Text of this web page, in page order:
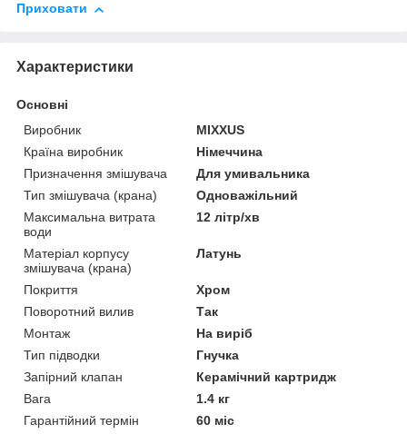
Приховати
Характеристики
Основні
Виробник
MIXXUS
Країна виробник
Німеччина
Призначення змішувача
Для умивальника
Тип змішувача (крана)
Одноважільний
Максимальна витрата
води
12 літр/хв
Матеріал корпусу
змішувача (крана)
Латунь
Покриття
Хром
Поворотний вилив
Так
Монтаж
На виріб
Тип підводки
Гнучка
Запірний клапан
Керамічний картридж
Вага
1.4 кг
Гарантійний термін
60 міс